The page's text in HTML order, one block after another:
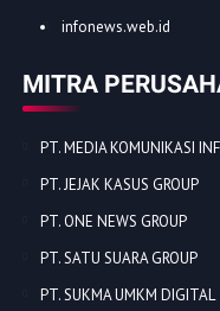
infonews.web.id
MITRA
PT. MEDIA KOMUNIKASI
PT. JEJAK KASUS GROUP
PT. ONE NEWS GROUP
PT. SATU SUARA GROUP
PT. SUKMA UMKM DIGITAL